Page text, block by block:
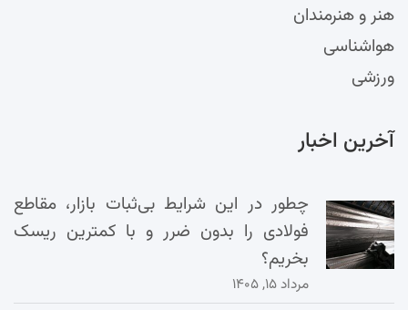
هنر و هنرمندان
هواشناسی
ورزشی
آخرین اخبار
چطور در این شرایط بی‌ثبات بازار، مقاطع
فولادی را بدون ضرر و با کمترین ریسک
بخریم؟
مرداد ۱۵, ۱۴۰۵